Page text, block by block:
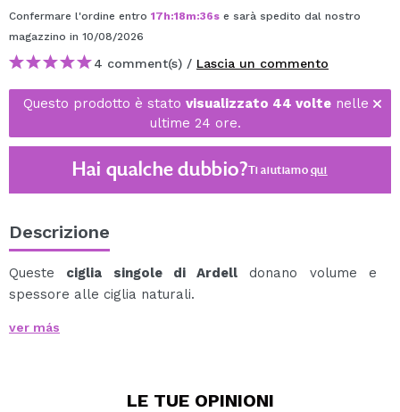
Confermare l'ordine entro 17h:18m:36s e sarà spedito dal nostro
magazzino in 10/08/2026
4 comment(s) / Lascia un commento
Questo prodotto è stato visualizzato 44 voltenelle
ultime 24 ore.
Hai qualche dubbio?Ti aiutiamoqui
Descrizione
Queste ciglia singole di Ardell donano volume e
spessore alle ciglia naturali.
personalizzabili con maggiore o minore spessore in
Utilizzare l'adesivo specifico per ciglia singole per una
ver más
LE TUE OPINIONI